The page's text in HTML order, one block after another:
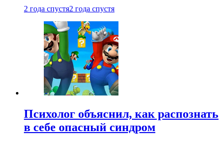
2 года спустя2 года спустя
Психолог объяснил, как распознать
в себе опасный синдром